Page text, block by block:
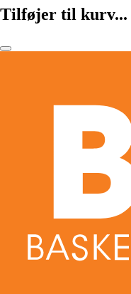
Tilføjer til kurv...